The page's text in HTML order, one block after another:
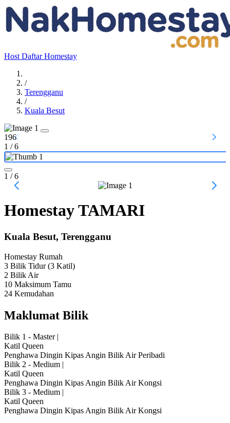
Host Daftar Homestay
/
Terengganu
/
Kuala Besut
196
1 /6
1 / 6
Homestay TAMARI
Kuala Besut, Terengganu
Homestay Rumah
3 Bilik Tidur(3 Katil)
2 Bilik Air
10 Maksimum Tamu
24 Kemudahan
Maklumat Bilik
Bilik 1 - Master |
Katil Queen
Penghawa Dingin Kipas Angin Bilik Air Peribadi
Bilik 2 - Medium |
Katil Queen
Penghawa Dingin Kipas Angin Bilik Air Kongsi
Bilik 3 - Medium |
Katil Queen
Penghawa Dingin Kipas Angin Bilik Air Kongsi